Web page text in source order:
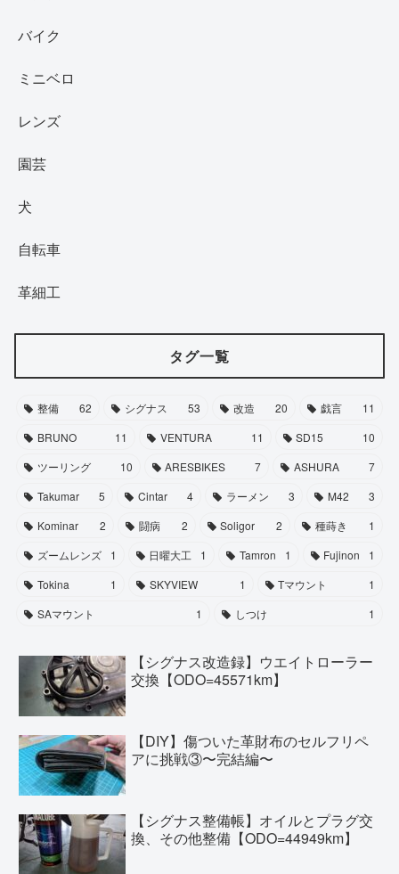
バイク
ミニベロ
レンズ
園芸
犬
自転車
革細工
タグ一覧
整備 62 シグナス 53 改造 20 戯言
11
BRUNO
11 VENTURA 11 SD15
10
ツーリング
10 ARESBIKES 7 ASHURA
7
Takumar
5 Cintar 4 ラーメン 3 M42
3
Kominar
2 闘病 2 Soligor 2 種蒔き
1
ズームレンズ
1 日曜大工 1 Tamron 1 Fujinon
1
Tokina
1 SKYVIEW 1 Tマウント
1
SAマウント
1 しつけ 1
【シグナス改造録】ウエイトローラー
交換【ODO=45571km】
【DIY】傷ついた革財布のセルフリペ
アに挑戦③〜完結編〜
【シグナス整備帳】オイルとプラグ交
換、その他整備【ODO=44949km】